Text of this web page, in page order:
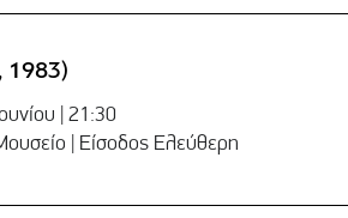
1983)
| 21:30
| Είσοδος Ελεύθερη